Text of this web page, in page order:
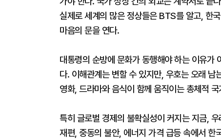
실제로 세계의 많은 정상들은 BTS를 알고, 한
마음의 문을 연다.
대통령의 순방에 문화가 동행해야 하는 이유가
다. 이해관계는 변할 수 있지만, 우호는 오래
영화, 드라마와 음식이 함께 움직이는 총체적
특히 글로벌 경제의 불확실성이 커지는 지금,
재편, 중동의 불안, 에너지 가격 급등 속에서 한